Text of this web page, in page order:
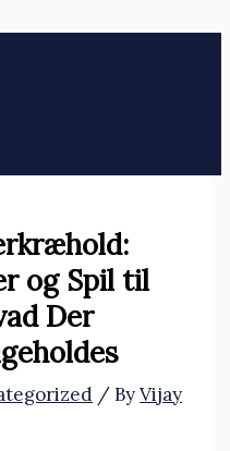
og Spil til
Der
/ ByVijay